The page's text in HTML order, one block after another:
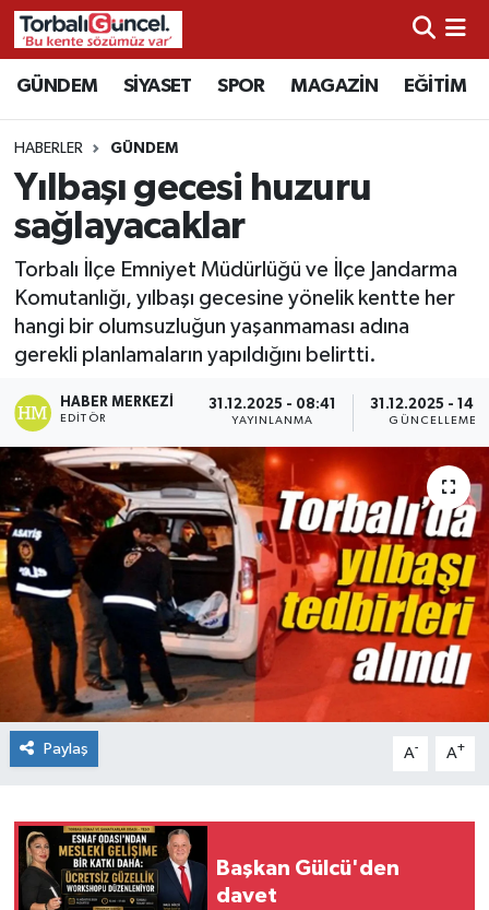
GÜNDEM SİYASET SPOR MAGAZİN EĞİTİM
HABERLER GÜNDEM
Yılbaşı gecesi huzuru
sağlayacaklar
Torbalı İlçe Emniyet Müdürlüğü ve İlçe Jandarma
Komutanlığı, yılbaşı gecesine yönelik kentte her
hangi bir olumsuzluğun yaşanmaması adına
gerekli planlamaların yapıldığını belirtti.
HABER MERKEZI
EDITÖR
31.12.2025 - 08:41
YAYINLANMA
31.12.2025 -
GÜNCELLEME
Paylaş A- A+
Başkan Gülcü'den
davet
İzmir Nöbetçi Eczaneler
İzmir Hava Durumu
İzmir Namaz Vakitleri
İzmir Trafik Yoğunluk Haritası
Süper Lig Puan Durumu ve Fikstür
Tüm Manşetler
Son Dakika Haberleri
Haber Arşivi